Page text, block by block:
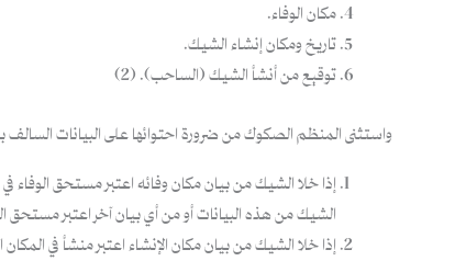
مكان الوفاء.
تاريخ ومكان إنشاء الشيك.
توقيع من أنشأ الشيك (الساحب). (2)
واستثنى المنظم الصكوك من ضرورة احتوائها على البيانات السالف
إذا خلا الشيك من بيان مكان وفائه اعتبر مستحق الوفاء
الشيك من هذه البيانات أو من أي بيان آخر اعتبر مستحق
إذا خلا الشيك من بيان مكان الإنشاء اعتبر منشأ في